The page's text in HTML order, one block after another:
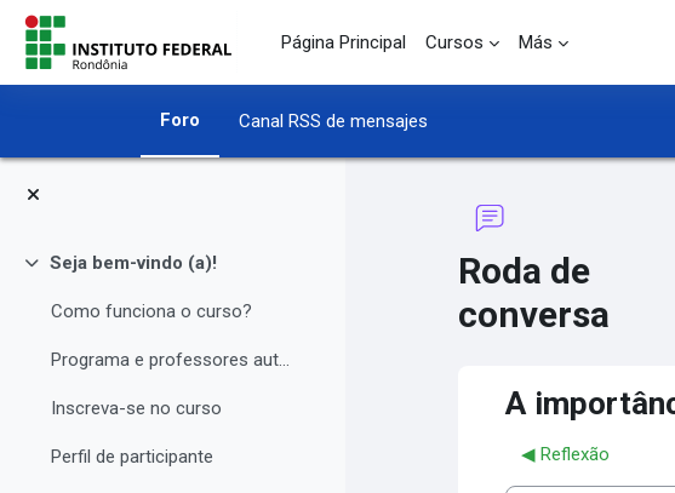
Salta al contenido principal
Página Principal
Cursos Más
Foro Canal RSS de mensajes
Colapsar
Seja bem-vindo (a)!
Como funciona o curso?
Programa e professores autores
Inscreva-se no curso
Perfil de participante
Roda de
conversa
A
◀︎ Reflexão